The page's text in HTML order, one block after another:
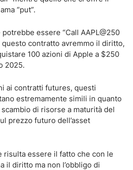
“put”.
essere “Call AAPL@250
questo contratto avremmo il diritto,
100 azioni di Apple a $250
2025.
ai contratti futures, questi
estremamente simili in quanto
di risorse a maturità del
prezzo futuro dell’asset
risulta essere il fatto che con le
il diritto ma non l’obbligo di